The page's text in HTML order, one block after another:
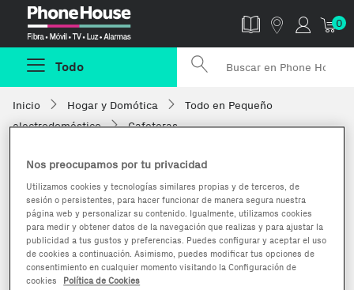
0
Todo
Inicio Hogar y Domótica
Todo en Pequeño
electrodoméstico
Cafeteras
Nos preocupamos por tu privacidad
Utilizamos cookies y tecnologías similares propias y de terceros, de
sesión o persistentes, para hacer funcionar de manera segura nuestra
página web y personalizar su contenido. Igualmente, utilizamos cookies
para medir y obtener datos de la navegación que realizas y para ajustar la
publicidad a tus gustos y preferencias. Puedes configurar y aceptar el uso
de cookies a continuación. Asimismo, puedes modificar tus opciones de
consentimiento en cualquier momento visitando la Configuración de
cookies
Política de Cookies